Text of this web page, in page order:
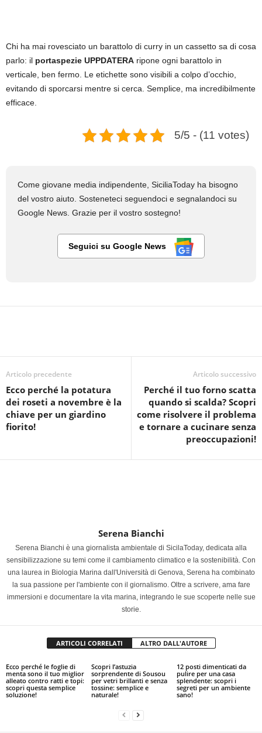
Chi ha mai rovesciato un barattolo di curry in un cassetto sa di cosa
parlo: il portaspezie UPPDATERA ripone ogni barattolo in
verticale, ben fermo. Le etichette sono visibili a colpo d’occhio,
evitando di sporcarsi mentre si cerca. Semplice, ma incredibilmente
efficace.
5/5 - (11 votes)
Come giovane media indipendente, SiciliaToday ha bisogno
del vostro aiuto. Sosteneteci seguendoci e segnalandoci su
Google News. Grazie per il vostro sostegno!
Seguici su Google News
Articolo precedente
Ecco perché la potatura
dei roseti a novembre è la
chiave per un giardino
fiorito!
Articolo successivo
Perché il tuo forno scatta
quando si scalda? Scopri
come risolvere il problema
e tornare a cucinare senza
preoccupazioni!
Serena Bianchi
Serena Bianchi è una giornalista ambientale di SicilaToday, dedicata alla
sensibilizzazione su temi come il cambiamento climatico e la sostenibilità. Con
una laurea in Biologia Marina dall'Università di Genova, Serena ha combinato
la sua passione per l'ambiente con il giornalismo. Oltre a scrivere, ama fare
immersioni e documentare la vita marina, integrando le sue scoperte nelle sue
storie.
ARTICOLI CORRELATI ALTRO DALL'AUTORE
Ecco perché le foglie di
menta sono il tuo miglior
alleato contro ratti e topi:
scopri questa semplice
soluzione!
Scopri l’astuzia
sorprendente di Sousou
per vetri brillanti e senza
tossine: semplice e
naturale!
12 posti dimenticati da
pulire per una casa
splendente: scopri i
segreti per un ambiente
sano!